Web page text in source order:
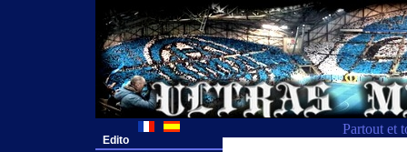
Partout et
Edito